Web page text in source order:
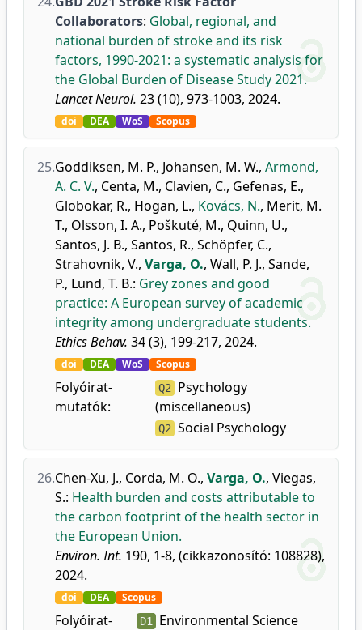
Collaborators: Global, regional, and
national burden of stroke and its risk
factors, 1990-2021: a systematic analysis for
the Global Burden of Disease Study 2021.
Lancet Neurol. 23 (10), 973-1003, 2024.
doi DEA WoS Scopus
25.Goddiksen, M. P., Johansen, M. W., Armond,
A. C. V., Centa, M., Clavien, C., Gefenas, E.,
Globokar, R., Hogan, L., Kovács, N., Merit, M.
T., Olsson, I. A., Poškuté, M., Quinn, U.,
Santos, J. B., Santos, R., Schöpfer, C.,
Strahovnik, V., Varga, O., Wall, P. J., Sande,
P., Lund, T. B.: Grey zones and good
practice: A European survey of academic
integrity among undergraduate students.
Ethics Behav. 34 (3), 199-217, 2024.
doi DEA WoS Scopus
Folyóirat-
mutatók:
Q2
Psychology
(miscellaneous)
Q2 Social Psychology
26.Chen-Xu, J., Corda, M. O., Varga, O., Viegas,
S.: Health burden and costs attributable to
the carbon footprint of the health sector in
the European Union.
Environ. Int. 190, 1-8, (cikkazonosító: 108828),
2024.
doi DEA Scopus
Folyóirat-
D1
Environmental Science